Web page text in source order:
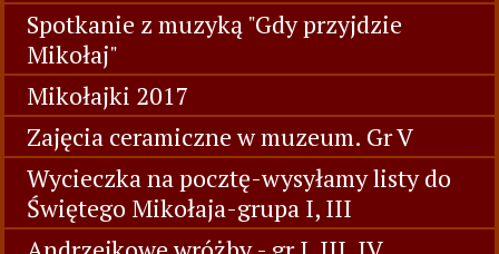
Spotkanie z muzyką "Gdy przyjdzie
Mikołaj"
Mikołajki 2017
Zajęcia ceramiczne w muzeum. Gr V
Wycieczka na pocztę-wysyłamy listy do
Świętego Mikołaja-grupa I, III